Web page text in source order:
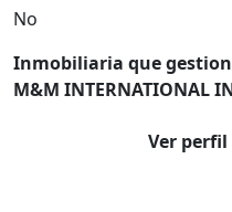
No
Inmobiliaria que
M&M INTERNATIONAL
Ver perfil